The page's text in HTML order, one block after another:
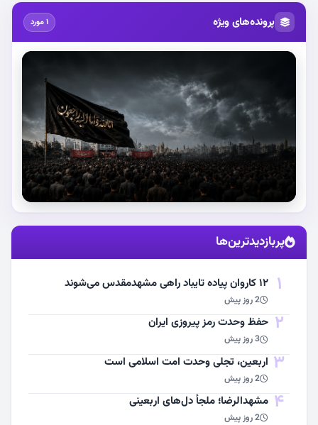
پرونده‌های ویژه 1 مورد
استقبال از آقای شهید ایران
مشاهده اخبار
پربازدیدترین‌ها
1 ۱۲ کاروان پیاده تایباد راهی مشهدمقدس می‌شوند
2 روز پیش
2 حفظ وحدت رمز پیروزی ایران
3 روز پیش
3 اربعین، تجلی وحدت امت اسلامی است
2 روز پیش
4 مشهد‌الرضا؛ ملجأ دل‌های اربعینی
2 روز پیش